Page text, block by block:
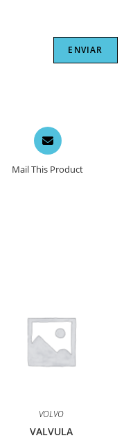
Opens
in
a
new
Mail This Product
VOLVO
VALVULA